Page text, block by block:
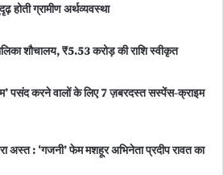
होती ग्रामीण अर्थव्यवस्था
शौचालय, ₹5.53 करोड़ की राशि स्वीकृत
पसंद करने वालों के लिए 7 ज़बरदस्त सस्पेंस-क्राइम
अस्त : ‘गजनी’ फेम मशहूर अभिनेता प्रदीप रावत का